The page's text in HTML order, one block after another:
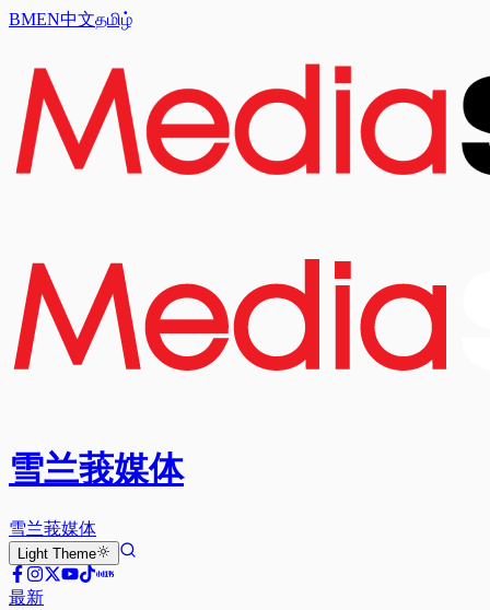
BMEN中文தமிழ்
雪兰莪媒体
雪兰莪媒体
Light Theme
最新